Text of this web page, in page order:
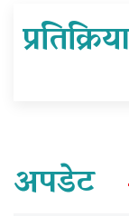
प्रतिक्रिया
अपडेट